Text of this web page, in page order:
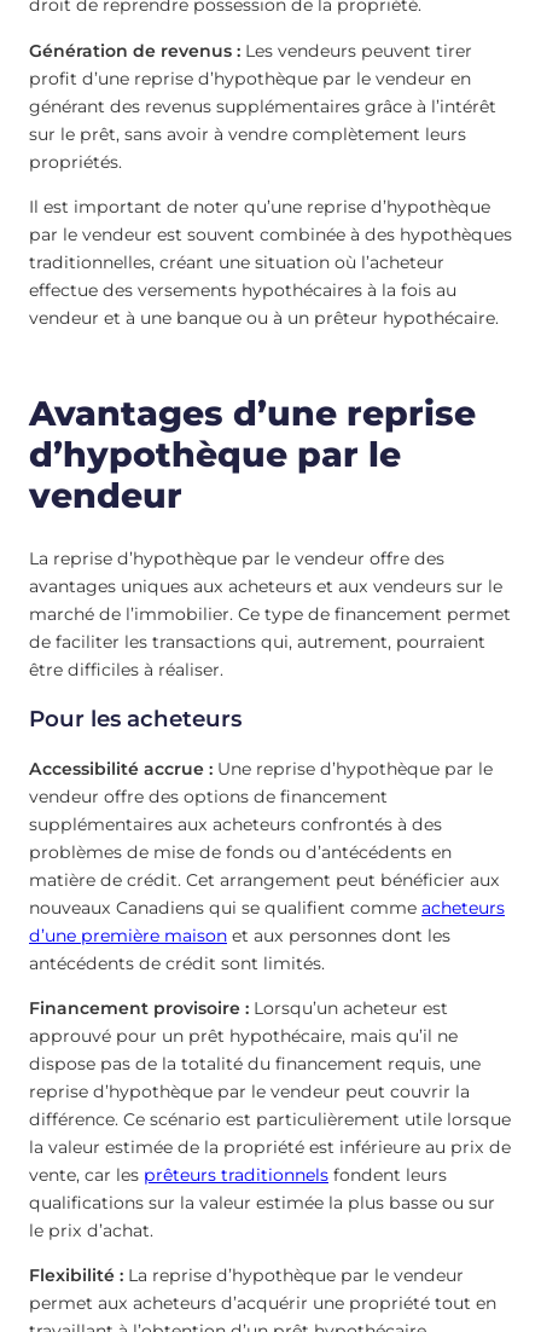
droit de reprendre possession de la propriété.
Génération de revenus : Les vendeurs peuvent tirer
profit d’une reprise d’hypothèque par le vendeur en
générant des revenus supplémentaires grâce à l’intérêt
sur le prêt, sans avoir à vendre complètement leurs
propriétés.
Il est important de noter qu’une reprise d’hypothèque
par le vendeur est souvent combinée à des hypothèques
traditionnelles, créant une situation où l’acheteur
effectue des versements hypothécaires à la fois au
vendeur et à une banque ou à un prêteur hypothécaire.
Avantages d’une reprise
d’hypothèque par le
vendeur
La reprise d’hypothèque par le vendeur offre des
avantages uniques aux acheteurs et aux vendeurs sur le
marché de l’immobilier. Ce type de financement permet
de faciliter les transactions qui, autrement, pourraient
être difficiles à réaliser.
Pour les acheteurs
Accessibilité accrue : Une reprise d’hypothèque par le
vendeur offre des options de financement
supplémentaires aux acheteurs confrontés à des
problèmes de mise de fonds ou d’antécédents en
matière de crédit. Cet arrangement peut bénéficier aux
nouveaux Canadiens qui se qualifient comme acheteurs
d’une première maison et aux personnes dont les
antécédents de crédit sont limités.
Financement provisoire : Lorsqu’un acheteur est
approuvé pour un prêt hypothécaire, mais qu’il ne
dispose pas de la totalité du financement requis, une
reprise d’hypothèque par le vendeur peut couvrir la
différence. Ce scénario est particulièrement utile lorsque
la valeur estimée de la propriété est inférieure au prix de
vente, car les prêteurs traditionnels fondent leurs
qualifications sur la valeur estimée la plus basse ou sur
le prix d’achat.
Flexibilité : La reprise d’hypothèque par le vendeur
permet aux acheteurs d’acquérir une propriété tout en